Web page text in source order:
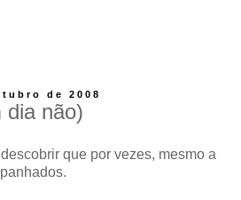
de 2008
dia não)
que por vezes, mesmo a